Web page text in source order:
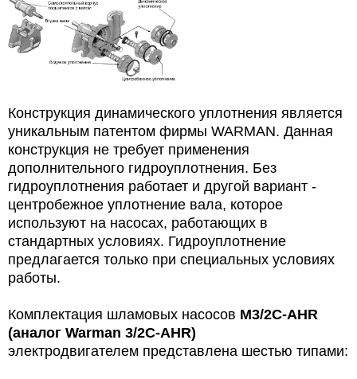
Конструкция динамического уплотнения является
уникальным патентом фирмы WARMAN. Данная
конструкция не требует применения
дополнительного гидроуплотнения. Без
гидроуплотнения работает и другой вариант -
центробежное уплотнение вала, которое
используют на насосах, работающих в
стандартных условиях. Гидроуплотнение
предлагается только при специальных условиях
работы.
Комплектация шламовых насосов M3/2C-AHR
(аналог Warman 3/2C-AHR)
электродвигателем представлена шестью типами: